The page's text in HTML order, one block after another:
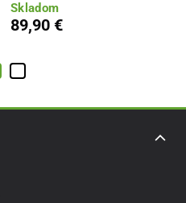
Skladom
89,90 €